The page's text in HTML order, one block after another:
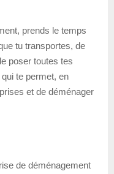
prends le temps
tu transportes, de
poser toutes tes
te permet, en
et de déménager
de déménagement